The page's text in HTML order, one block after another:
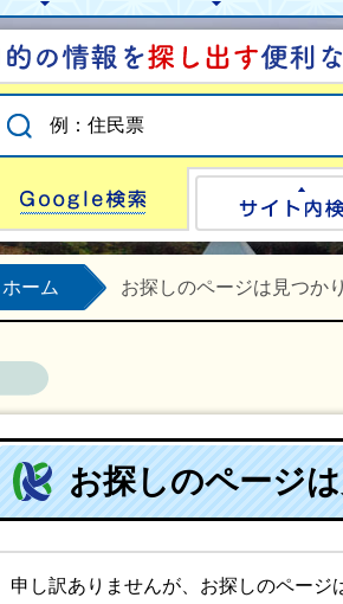
Google検索
ホーム お探しのページは見つか
お探しのページ
申し訳ありませんが、お探しのページ